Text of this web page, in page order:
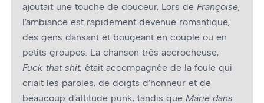
ajoutait une touche de douceur. Lors de Françoise,
l’ambiance est rapidement devenue romantique,
des gens dansant et bougeant en couple ou en
petits groupes. La chanson très accrocheuse,
Fuck that shit, était accompagnée de la foule qui
criait les paroles, de doigts d’honneur et de
beaucoup d’attitude punk, tandis que Marie dans